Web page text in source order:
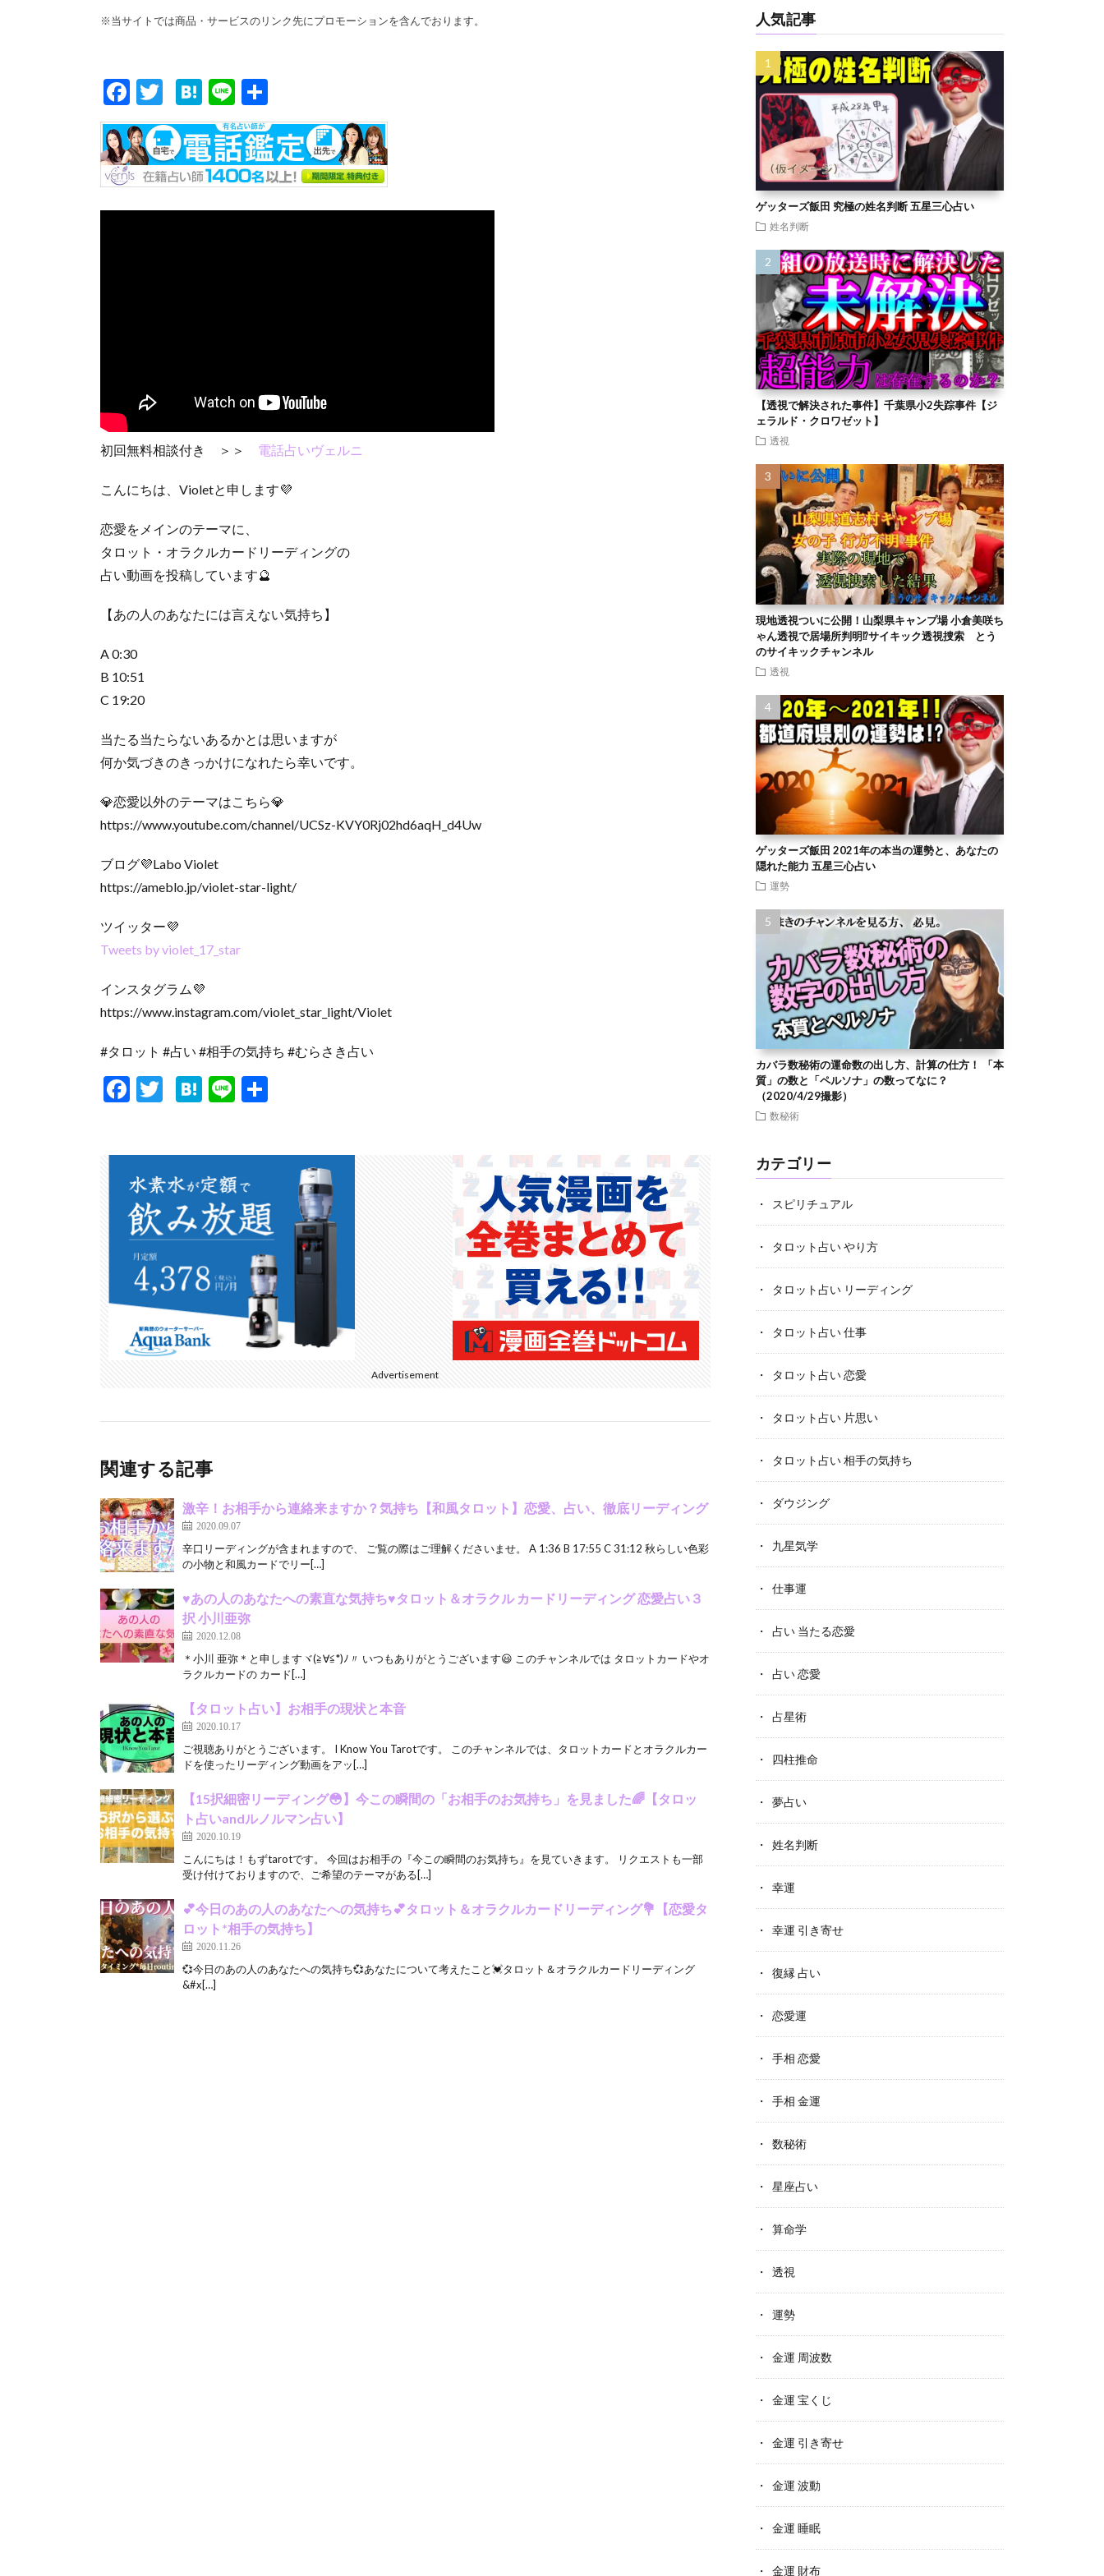
※当サイトでは商品・サービスのリンク先にプロモーションを含んでおります。
F
ac
e
b
o
T
w
itt
er
H
at
e
n
a
Li
n
e
有
初回無料相談付き ＞＞ 電話占いヴェルニ
こんにちは、Violetと申します💜
恋愛をメインのテーマに、
タロット・オラクルカードリーディングの
占い動画を投稿しています🔮
【あの人のあなたには言えない気持ち】
A 0:30
B 10:51
C 19:20
当たる当たらないあるかとは思いますが
何か気づきのきっかけになれたら幸いです。
💎恋愛以外のテーマはこちら💎
https://www.youtube.com/channel/UCSz-KVY0Rj02hd6aqH_d4Uw
ブログ💜Labo Violet
https://ameblo.jp/violet-star-light/
ツイッター💜
Tweets by violet_17_star
インスタグラム💜
https://www.instagram.com/violet_star_light/Violet
#タロット #占い #相手の気持ち #むらさき占い
F
b
o
o
k
T
er
H
n
a
Li
Advertisement
関連する記事
激辛！お相手から連絡来ますか？気持ち【和風タロット】恋愛、占い、徹底リーディング
2020.09.07
辛口リーディングが含まれますので、 ご覧の際はご理解くださいませ。 A 1:36 B 17:55 C 31:12 秋らしい色彩
の小物と和風カードでリー[…]
♥あの人のあなたへの素直な気持ち♥タロット＆オラクル カードリーディング 恋愛占い３
択 小川亜弥
2020.12.08
＊小川 亜弥＊と申しますヾ(≧∀≦*)ﾉ〃 いつもありがとうございます😃 このチャンネルでは タロットカードやオ
ラクルカードの カード[…]
【タロット占い】お相手の現状と本音
2020.10.17
ご視聴ありがとうございます。 I Know You Tarotです。 このチャンネルでは、タロットカードとオラクルカー
ドを使ったリーディング動画をアッ[…]
【15択細密リーディング😳】今この瞬間の「お相手のお気持ち」を見ました🌈【タロッ
ト占いandルノルマン占い】
2020.10.19
こんにちは！もずtarotです。 今回はお相手の『今この瞬間のお気持ち』を見ていきます。 リクエストも一部
受け付けておりますので、ご希望のテーマがある[…]
💕今日のあの人のあなたへの気持ち💕タロット＆オラクルカードリーディング💐【恋愛タ
ロット*相手の気持ち】
2020.11.26
💞今日のあの人のあなたへの気持ち💞あなたについて考えたこと💓タロット＆オラクルカードリーディング
&#x[…]
人気記事
ゲッターズ飯田 究極の姓名判断 五星三心占い
姓名判断
【透視で解決された事件】千葉県小2失踪事件【ジ
ェラルド・クロワゼット】
透視
現地透視ついに公開！山梨県キャンプ場 小倉美咲ち
ゃん透視で居場所判明⁉︎サイキック透視捜索 とう
のサイキックチャンネル
透視
ゲッターズ飯田 2021年の本当の運勢と、あなたの
隠れた能力 五星三心占い
運勢
カバラ数秘術の運命数の出し方、計算の仕方！ 「本
質」の数と「ペルソナ」の数ってなに？
（2020/4/29撮影）
数秘術
カテゴリー
スピリチュアル
タロット占い やり方
タロット占い リーディング
タロット占い 仕事
タロット占い 恋愛
タロット占い 片思い
タロット占い 相手の気持ち
ダウジング
九星気学
仕事運
占い 当たる恋愛
占い 恋愛
占星術
四柱推命
夢占い
姓名判断
幸運
幸運 引き寄せ
復縁 占い
恋愛運
手相 恋愛
手相 金運
数秘術
星座占い
算命学
透視
運勢
金運 周波数
金運 宝くじ
金運 引き寄せ
金運 波動
金運 睡眠
金運 財布